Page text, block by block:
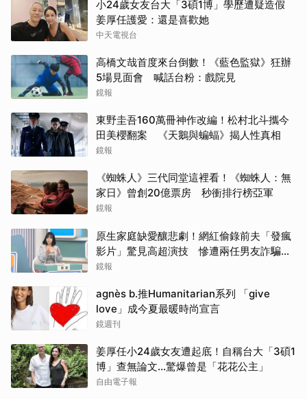
小24歲女友台大「3碩1博」學歷遭疑造假
姜厚任護愛：還是喜歡她
中天電視台
高橋文哉首度來台倒數！《藍色監獄》狂辦
5場見面會 喊話台粉：戲院見
鏡報
東野圭吾160萬冊神作改編！松村北斗攜今
田美櫻翻案 《天鵝與蝙蝠》揭人性真相
鏡報
《蜘蛛人》三代同堂這裡看！《蜘蛛人：無
家日》曾創20億票房 秒衝排行榜亞軍
鏡報
原生家庭缺愛釀悲劇！網紅偷錄前夫「發瘋
影片」驚見高超演技 慘遭兩任男友詐騙
2000多萬
鏡報
agnès b.推Humanitarian系列 「give
love」成今夏最暖時尚宣言
鏡週刊
姜厚任小24歲女友遭起底！自稱台大「3碩1
博」查無論文…驚爆曾是「花花公主」
自由電子報